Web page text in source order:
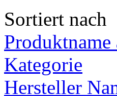
Sortiert nach
Kategorie
Hersteller